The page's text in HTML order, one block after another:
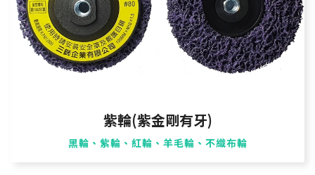
紫輪(紫金剛有牙)
黑輪、紫輪、紅輪、羊毛輪、不織布輪